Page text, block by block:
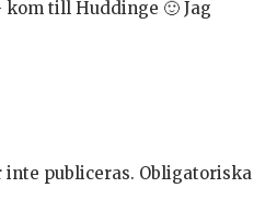
till Huddinge 🙂 Jag
publiceras. Obligatoriska